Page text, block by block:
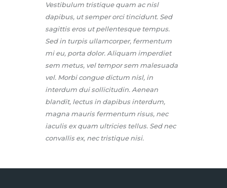
Vestibulum tristique quam ac nisl
dapibus, ut semper orci tincidunt. Sed
sagittis eros ut pellentesque tempus.
Sed in turpis ullamcorper, fermentum
mi eu, porta dolor. Aliquam imperdiet
sem metus, vel tempor sem malesuada
vel. Morbi congue dictum nisl, in
interdum dui sollicitudin. Aenean
blandit, lectus in dapibus interdum,
magna mauris fermentum risus, nec
iaculis ex quam ultricies tellus. Sed nec
convallis ex, nec tristique nisi.